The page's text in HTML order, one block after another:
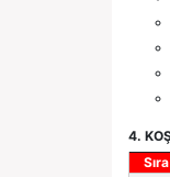
4.
Sıra